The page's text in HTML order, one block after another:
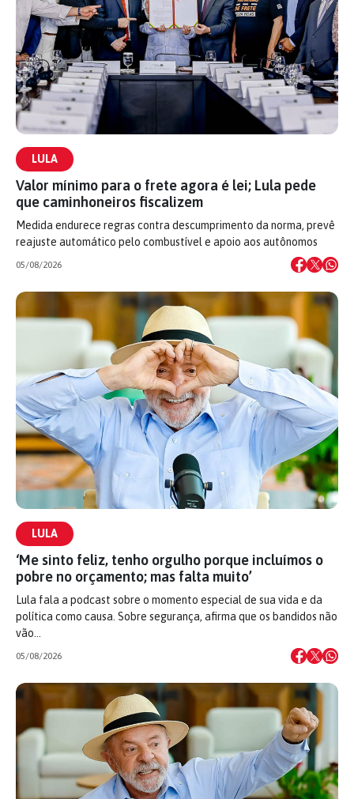
LULA
Valor mínimo para o frete agora é lei; Lula pede
que caminhoneiros fiscalizem
Medida endurece regras contra descumprimento da norma, prevê
reajuste automático pelo combustível e apoio aos autônomos
05/08/2026
LULA
‘Me sinto feliz, tenho orgulho porque incluímos o
pobre no orçamento; mas falta muito’
Lula fala a podcast sobre o momento especial de sua vida e da
política como causa. Sobre segurança, afirma que os bandidos não
vão…
05/08/2026